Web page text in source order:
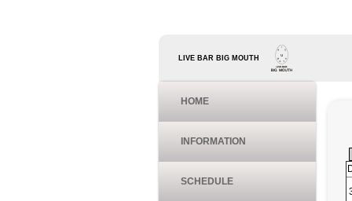
LIVE BAR BIG MOUTH
HOME
INFORMATION
SCHEDULE